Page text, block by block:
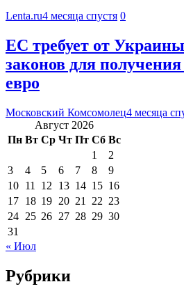
Lenta.ru4 месяца спустя 0
ЕС требует от
законов для
евро
Московский Комсомолец4 месяца
Август 2026
Пн Вт Ср Чт Пт Сб Вс
1
2
3
4 5 6 7 8
9
10 11 12 13 14 15 16
17 18 19 20 21 22 23
24 25 26 27 28 29 30
31
« Июл
Рубрики